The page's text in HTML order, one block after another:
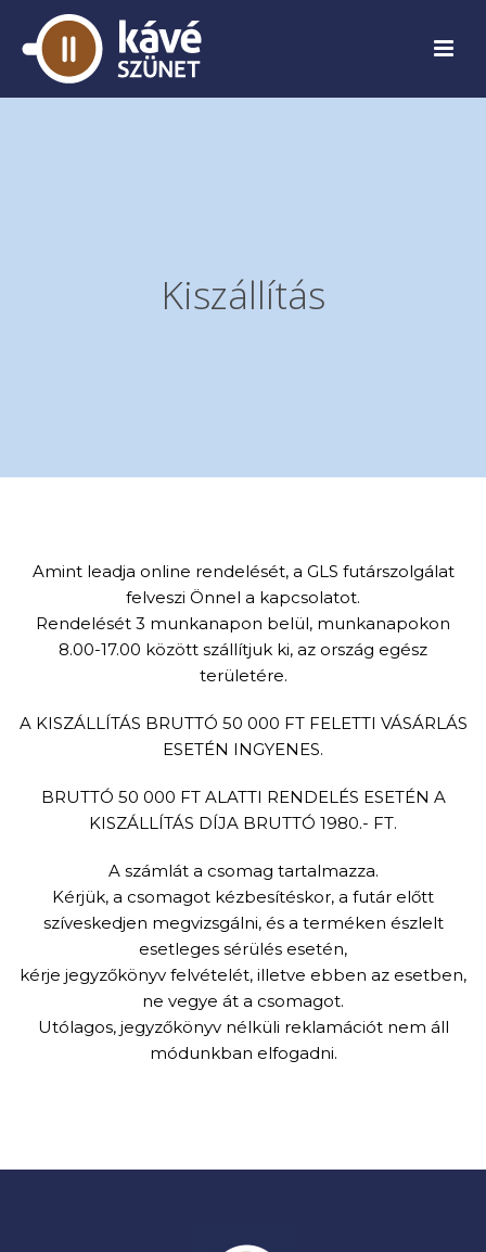
Kiszállítás
Amint leadja online rendelését, a GLS futárszolgálat
felveszi Önnel a kapcsolatot.
Rendelését 3 munkanapon belül, munkanapokon
8.00-17.00 között szállítjuk ki, az ország egész
területére.
A KISZÁLLÍTÁS BRUTTÓ 50 000 FT FELETTI VÁSÁRLÁS
ESETÉN INGYENES.
BRUTTÓ 50 000 FT ALATTI RENDELÉS ESETÉN A
KISZÁLLÍTÁS DÍJA BRUTTÓ 1980.- FT.
A számlát a csomag tartalmazza.
Kérjük, a csomagot kézbesítéskor, a futár előtt
szíveskedjen megvizsgálni, és a terméken észlelt
esetleges sérülés esetén,
kérje jegyzőkönyv felvételét, illetve ebben az esetben,
ne vegye át a csomagot.
Utólagos, jegyzőkönyv nélküli reklamációt nem áll
módunkban elfogadni.